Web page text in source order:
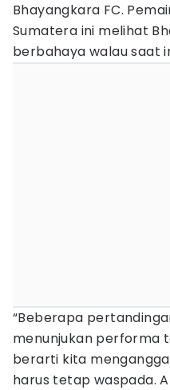
Bhayangkara FC.
Sumatera ini melihat
berbahaya walau saat
“Beberapa
menunjukan performa
berarti kita
harus tetap waspada.